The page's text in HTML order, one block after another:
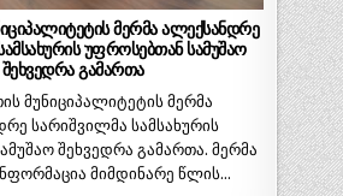
მერმა ალექსანდრე
უფროსებთან სამუშაო
შეხვედრა გამართა
მუნიციპალიტეტის მერმა
სარიშვილმა სამსახურის
შეხვედრა გამართა. მერმა
მიმდინარე წლის…